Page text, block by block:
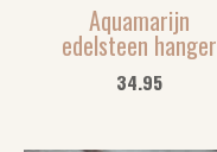
Aquamarijn
edelsteen hanger
34.95